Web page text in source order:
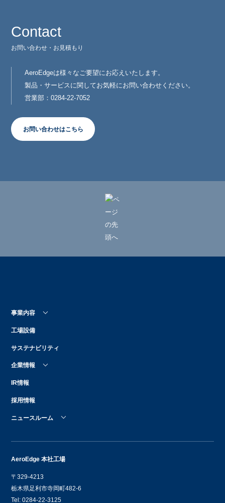
Contact
お問い合わせ・お見積もり
AeroEdgeは様々なご要望にお応えいたします。
製品・サービスに関してお気軽にお問い合わせください。
営業部：0284-22-7052
お問い合わせはこちら
事業内容
工場設備
サステナビリティ
企業情報
IR情報
採用情報
ニュースルーム
AeroEdge 本社工場
〒329-4213
栃木県足利市寺岡町482-6
Tel: 0284-22-3125